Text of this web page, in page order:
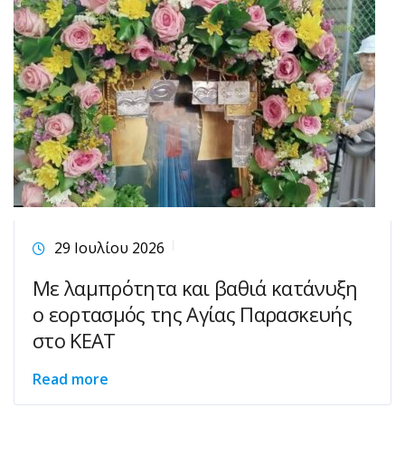
29 Ιουλίου 2026
Με λαμπρότητα και βαθιά κατάνυξη
ο εορτασμός της Αγίας Παρασκευής
στο ΚΕΑΤ
Read more